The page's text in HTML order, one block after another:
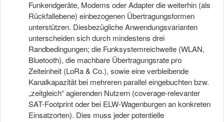
Funkendgeräte, Modems oder Adapter die weiterhin (als
Rückfallebene) einbezogenen Übertragungsformen
unterstützen. Diesbezügliche Anwendungsvarianten
unterscheiden sich durch mindestens drei
Randbedingungen; die Funksystemreichweite (WLAN,
Bluetooth), die machbare Übertragungsrate pro
Zeiteinheit (LoRa & Co.), sowie eine verbleibende
Kanalkapazität bei mehreren parallel eingebuchten bzw.
„zeitgleich“ agierenden Nutzern (coverage-relevanter
SAT-Footprint oder bei ELW-Wagenburgen an konkreten
Einsatzorten). Dies muss jeder potentielle